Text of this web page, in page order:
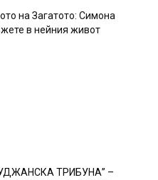
на Загатото: Симона
в нейния живот
ТРИБУНА” –